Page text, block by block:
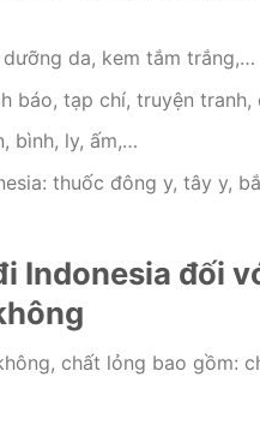
da, kem tắm trắng,…
báo, tạp chí, truyện
bình, ly, ấm,…
thuốc đông y, tây y,
Indonesia đối
chất lỏng bao gồm: